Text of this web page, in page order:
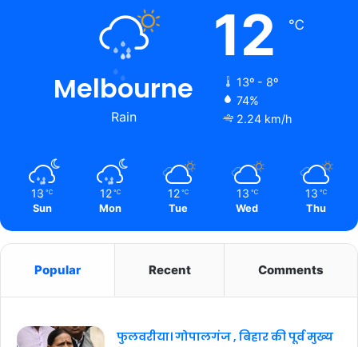
Melbourne
Rain
12 ℃
13º - 8º
74%
2.24 km/h
13 ℃
Sun
12 ℃
Mon
12 ℃
Tue
13 ℃
Wed
13 ℃
Thu
Popular Recent Comments
फुलवरीया। गोपालगंज , बिहार की पूर्व मुख्य